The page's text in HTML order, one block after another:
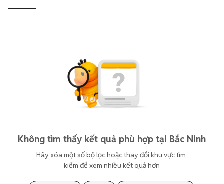
Không tìm thấy kết quả phù hợp tại Bắc Ninh
Hãy xóa một số bộ lọc hoặc thay đổi khu vực tìm
kiếm để xem nhiều kết quả hơn